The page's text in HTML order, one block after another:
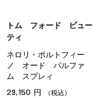
トム フォード ビュー
ティ
ネロリ・ポルトフィー
ノ オード パルファ
ム スプレィ
29,150 円 （税込）